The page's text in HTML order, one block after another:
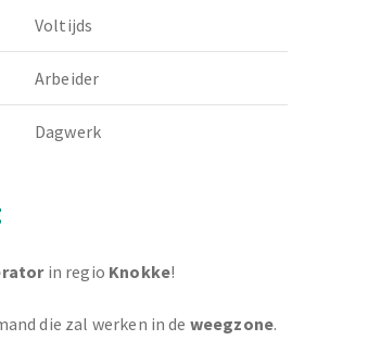
Voltijds
Arbeider
Dagwerk
in regio Knokke!
die zal werken in de weegzone.